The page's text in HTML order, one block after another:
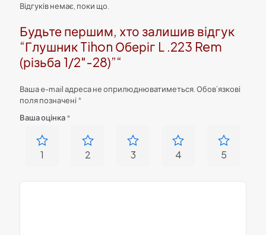
Відгуків немає, поки що.
Будьте першим, хто залишив відгук
“Глушник Tihon Оберіг L .223 Rem
(різьба 1/2″-28)”“
Ваша e-mail адреса не оприлюднюватиметься. Обов’язкові
поля позначені *
Ваша оцінка*
1 2 3 4 5